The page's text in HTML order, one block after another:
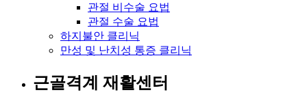
관절 비수술 요법
관절 수술 요법
하지불안 클리닉
만성 및 난치성 통증 클리닉
근골격계 재활센터